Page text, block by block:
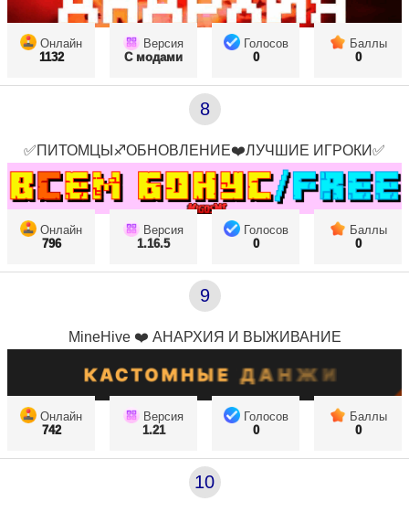
Онлайн
1132
Версия
С модами
Голосов
0
Баллы
0
8
✅ПИТОМЦЫ♐ОБНОВЛЕНИЕ❤️ЛУЧШИЕ ИГРОКИ✅
Онлайн
796
Версия
1.16.5
Голосов
0
Баллы
0
9
MineHive ❤️ АНАРХИЯ И ВЫЖИВАНИЕ
Онлайн
742
Версия
1.21
Голосов
0
Баллы
0
10